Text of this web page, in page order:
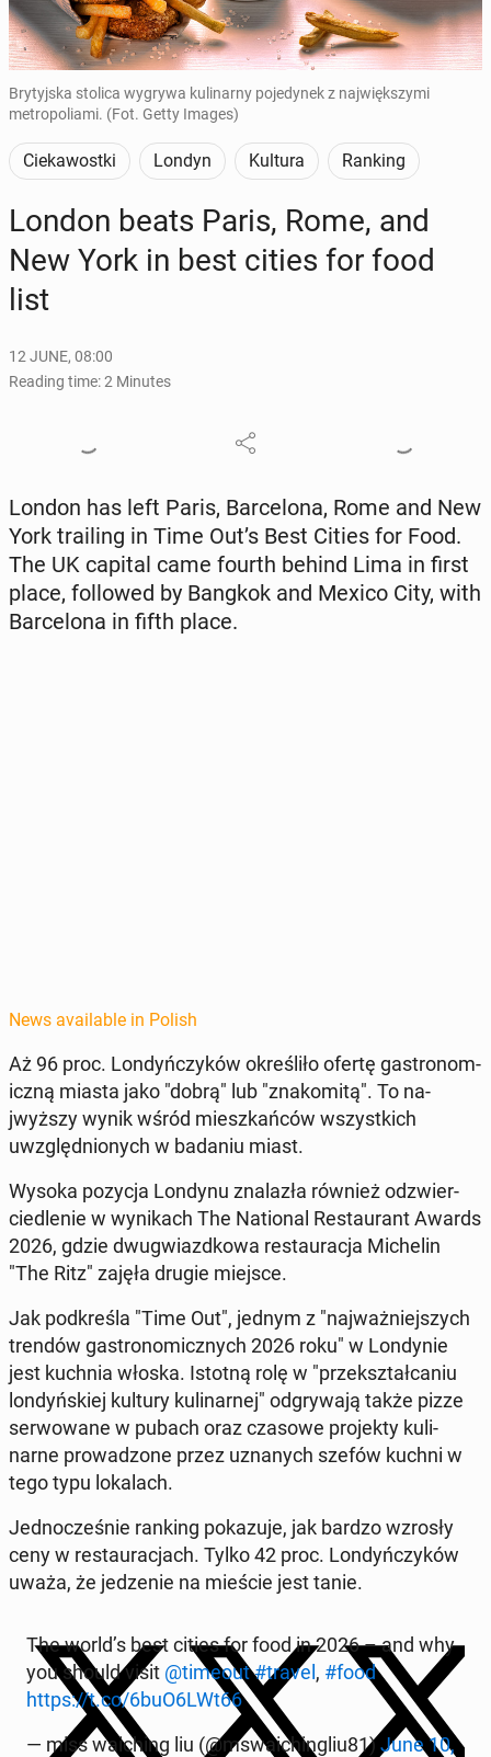
Brytyjska stolica wygrywa kulinarny pojedynek z największymi
metropoliami. (Fot. Getty Images)
Ciekawostki Londyn Kultura Ranking
London beats Paris, Rome, and
New York in best cities for food
list
12 JUNE, 08:00
Reading time: 2 Minutes
London has left Paris, Barcelona, Rome and New
York trail­ing in Time Out’s Best Cities for Food.
The UK capital came fourth behind Lima in first
place, fol­lowed by Bangkok and Mexico City, with
Barcelona in fifth place.
News available in Polish
Aż 96 proc. Londyńczyków określiło ofertę gas­tro­nom­
iczną miasta jako "dobrą" lub "znakomitą". To na­
jwyższy wynik wśród mieszkańców wszys­t­kich
uwzględ­nionych w badaniu miast.
Wysoka pozycja Londynu znalazła również odzwier­
ciedle­nie w wynikach The Na­tion­al Restau­rant Awards
2026, gdzie dwug­wiazd­kowa restau­rac­ja Miche­lin
"The Ritz" zajęła drugie miejsce.
Jak pod­kreśla "Time Out", jednym z "na­jważniejszych
trendów gas­tro­nom­icznych 2026 roku" w Lon­dynie
jest kuchnia włoska. Istotną rolę w "przek­sz­tał­ca­niu
londyńskiej kultury kuli­narnej" odgry­wa­ją także pizze
ser­wowane w pubach oraz czasowe pro­jek­ty kuli­
narne prowad­zone przez uz­nanych szefów kuchni w
tego typu lokalach.
Jed­nocześnie ranking pokazu­je, jak bardzo wzrosły
ceny w restau­rac­jach. Tylko 42 proc. Londyńczyków
uważa, że jedze­nie na mieście jest tanie.
The world’s best cities for food in 2026 – and why
you should visit @timeout#travel, #food
https://t.co/6buO6LWt66
— miss waich­ing liu (@mswaich­ingliu81)June 10,